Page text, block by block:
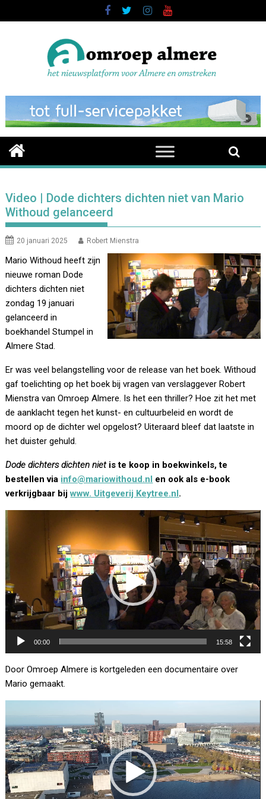
to
Video | Dode dichters dichten niet van Mario
Withoud gelanceerd
20 januari 2025 Robert Mienstra
Mario Withoud heeft zijn
nieuwe roman Dode
dichters dichten niet
zondag 19 januari
gelanceerd in
boekhandel Stumpel in
Almere Stad.
Er was veel belangstelling voor de release van het boek. Withoud
gaf toelichting op het boek bij vragen van verslaggever Robert
Mienstra van Omroep Almere. Is het een thriller? Hoe zit het met
de aanklacht tegen het kunst- en cultuurbeleid en wordt de
moord op de dichter wel opgelost? Uiteraard bleef dat laatste in
het duister gehuld.
Dode dichters dichten niet is te koop in boekwinkels, te
bestellen via info@mariowithoud.nl en ook als e-book
verkrijgbaar bijwww. Uitgeverij Keytree.nl.
00:00 15:58
Door Omroep Almere is kortgeleden een documentaire over
Mario gemaakt.